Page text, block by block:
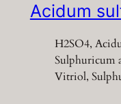
Acidum
H2SO4,
Sulphuricum
Vitriol,